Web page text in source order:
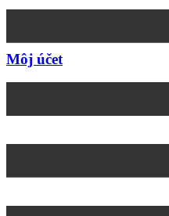
Môj účet